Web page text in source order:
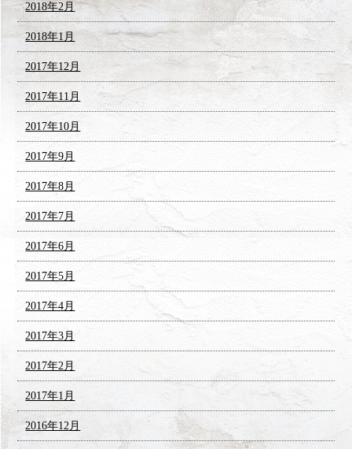
2018年2月
2018年1月
2017年12月
2017年11月
2017年10月
2017年9月
2017年8月
2017年7月
2017年6月
2017年5月
2017年4月
2017年3月
2017年2月
2017年1月
2016年12月